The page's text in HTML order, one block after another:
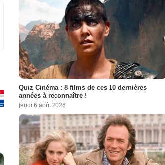
Quiz Cinéma : 8 films de ces 10 dernières
années à reconnaître !
jeudi 6 août 2026